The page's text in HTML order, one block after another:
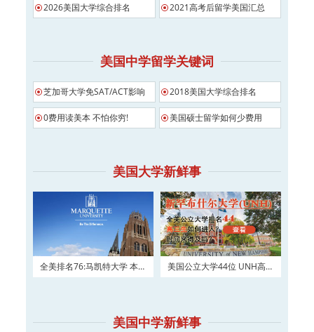
2026美国大学综合排名 2021高考后留学美国汇总
美国中学留学关键词
芝加哥大学免SAT/ACT影响 2018美国大学综合排名
0费用读美本 不怕你穷! 美国硕士留学如何少费用
美国大学新鲜事
全美排名76:马凯特大学 本科
美国公立大学44位 UNH高三
美国中学新鲜事